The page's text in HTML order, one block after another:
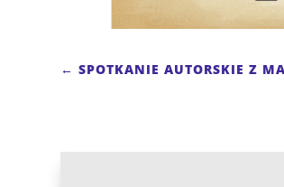
←SPOTKANIE AUTORSKIE Z